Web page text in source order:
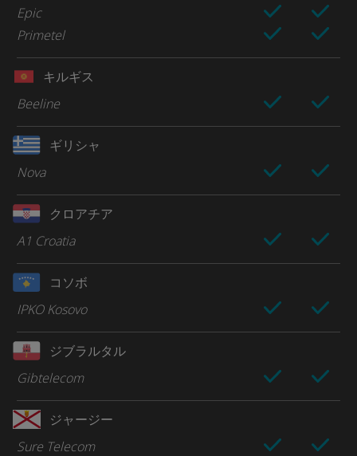
Epic
Primetel
キルギス
Beeline
ギリシャ
Nova
クロアチア
A1 Croatia
コソボ
IPKO Kosovo
ジブラルタル
Gibtelecom
ジャージー
Sure Telecom